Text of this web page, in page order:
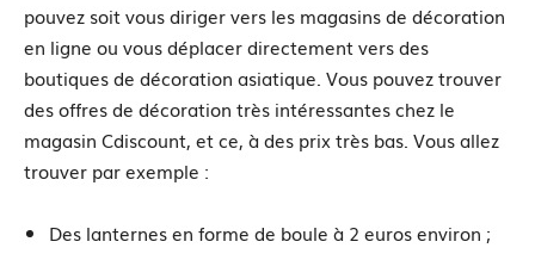
pouvez soit vous diriger vers les magasins de décoration
en ligne ou vous déplacer directement vers des
boutiques de décoration asiatique. Vous pouvez trouver
des offres de décoration très intéressantes chez le
magasin Cdiscount, et ce, à des prix très bas. Vous allez
trouver par exemple :
Des lanternes en forme de boule à 2 euros environ ;